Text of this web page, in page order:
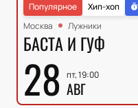
Хип-хоп
Популярное
Москва
Лужники
БАСТА И ГУФ
28 пт, 19:00
АВГ